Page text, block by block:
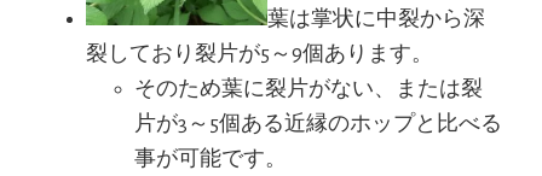
葉は掌状に中裂から深
裂しており裂片が5～9個あります。
そのため葉に裂片がない、または裂
片が3～5個ある近縁のホップと比べる
事が可能です。